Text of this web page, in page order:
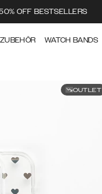
OFF BESTSELLERS
WATCH BANDS
OUTLET